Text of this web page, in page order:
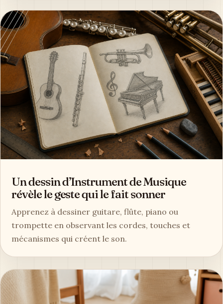
Un dessin d’Instrument de Musique
révèle le geste qui le fait sonner
Apprenez à dessiner guitare, flûte, piano ou
trompette en observant les cordes, touches et
mécanismes qui créent le son.